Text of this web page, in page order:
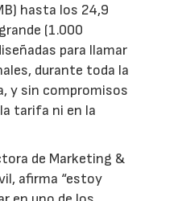
hasta los 24,9
(1.000
para llamar
durante toda la
y sin compromisos
tarifa ni en la
de Marketing &
afirma “estoy